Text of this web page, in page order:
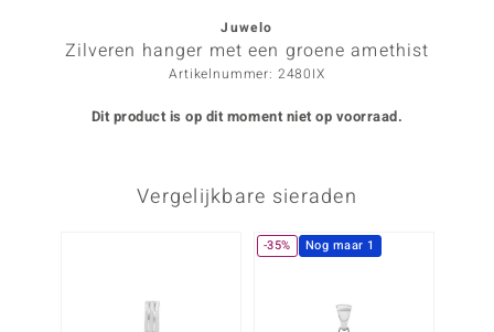
Juwelo
Zilveren hanger met een groene amethist
Artikelnummer: 2480IX
Dit product is op dit moment niet op voorraad.
Vergelijkbare sieraden
-35% Nog maar 1